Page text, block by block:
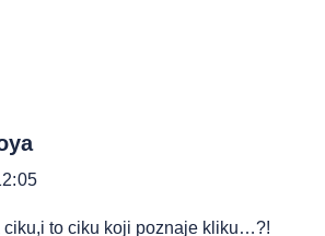
ciku,i to ciku koji poznaje kliku…?!